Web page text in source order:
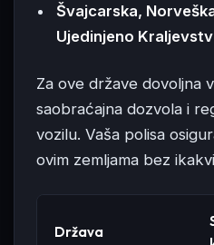
Švajcarska,
Ujedinjeno
Za ove države dovoljna
saobraćajna dozvola i
vozilu. Vaša polisa
ovim zemljama bez
Država